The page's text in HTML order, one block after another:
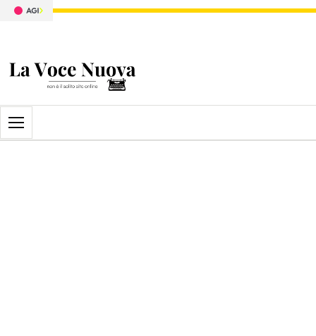
Apri il menu